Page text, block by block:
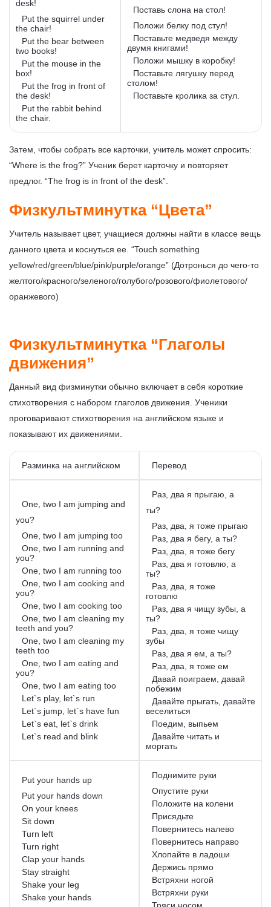
desk!
Put the squirrel under
the chair!
Put the bear between
two books!
Put the mouse in the
box!
Put the frog in front of
the desk!
Put the rabbit behind
the chair.
Поставь слона на стол!
Положи белку под стул!
Поставьте медведя между
двумя книгами!
Положи мышку в коробку!
Поставьте лягушку перед
столом!
Поставьте кролика за стул.
Затем, чтобы собрать все карточки, учитель может спросить:
“Where is the frog?” Ученик берет карточку и повторяет
предлог. “The frog is in front of the desk”.
Физкультминутка “Цвета”
Учитель называет цвет, учащиеся должны найти в классе вещь
данного цвета и коснуться ее. “Touch something
yellow/red/green/blue/pink/purple/orange” (Дотронься до чего-то
желтого/красного/зеленого/голубого/розового/фиолетового/
оранжевого)
Физкультминутка “Глаголы
движения”
Данный вид физминутки обычно включает в себя короткие
стихотворения с набором глаголов движения. Ученики
проговаривают стихотворения на английском языке и
показывают их движениями.
Разминка на английском Перевод
One, two I am jumping and
you?
One, two I am jumping too
One, two I am running and
you?
One, two I am running too
One, two I am cooking and
you?
One, two I am cooking too
One, two I am cleaning my
teeth and you?
One, two I am cleaning my
teeth too
One, two I am eating and
you?
One, two I am eating too
Let`s play, let`s run
Let`s jump, let`s have fun
Let`s eat, let`s drink
Let`s read and blink
Раз, два я прыгаю, а
ты?
Раз, два, я тоже прыгаю
Раз, два я бегу, а ты?
Раз, два, я тоже бегу
Раз, два я готовлю, а
ты?
Раз, два, я тоже
готовлю
Раз, два я чищу зубы, а
ты?
Раз, два, я тоже чищу
зубы
Раз, два я ем, а ты?
Раз, два, я тоже ем
Давай поиграем, давай
побежим
Давайте прыгать, давайте
веселиться
Поедим, выпьем
Давайте читать и
моргать
Put your hands up
Put your hands down
On your knees
Sit down
Turn left
Turn right
Clap your hands
Stay straight
Shake your leg
Shake your hands
Поднимите руки
Опустите руки
Положите на колени
Присядьте
Повернитесь налево
Повернитесь направо
Хлопайте в ладоши
Держись прямо
Встряхни ногой
Встряхни руки
Тряси носом